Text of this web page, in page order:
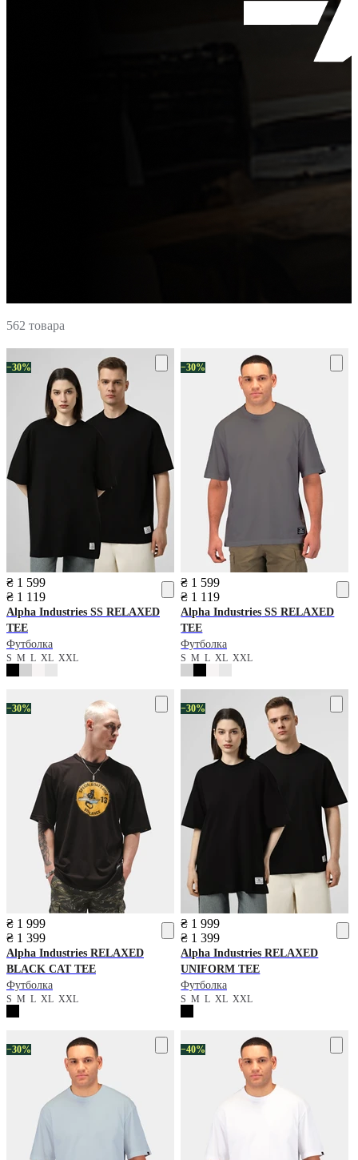
562 товара
−30%
₴ 1 599
₴ 1 119
Alpha Industries SS RELAXED
TEE
Футболка
S M L XL XXL
−30%
₴ 1 599
₴ 1 119
Alpha Industries SS RELAXED
TEE
Футболка
SMLXLXXL
−30%
₴ 1 999
₴ 1 399
Alpha Industries RELAXED
BLACK CAT TEE
Футболка
S M L XL XXL
−30%
₴ 1 999
₴ 1 399
Alpha Industries RELAXED
UNIFORM TEE
Футболка
SMLXLXXL
−30% −40%